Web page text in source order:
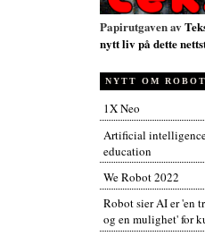
Papirutgaven av
nytt liv på dette
NYTT OM
1X Neo
Artificial
education
We Robot 2022
Robot sier AI er 'en
og en mulighet' for